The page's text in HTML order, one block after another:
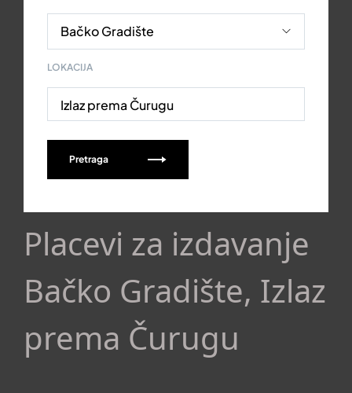
LOKACIJA
Izlaz prema Čurugu
Pretraga
Placevi za izdavanje
Bačko Gradište, Izlaz
prema Čurugu